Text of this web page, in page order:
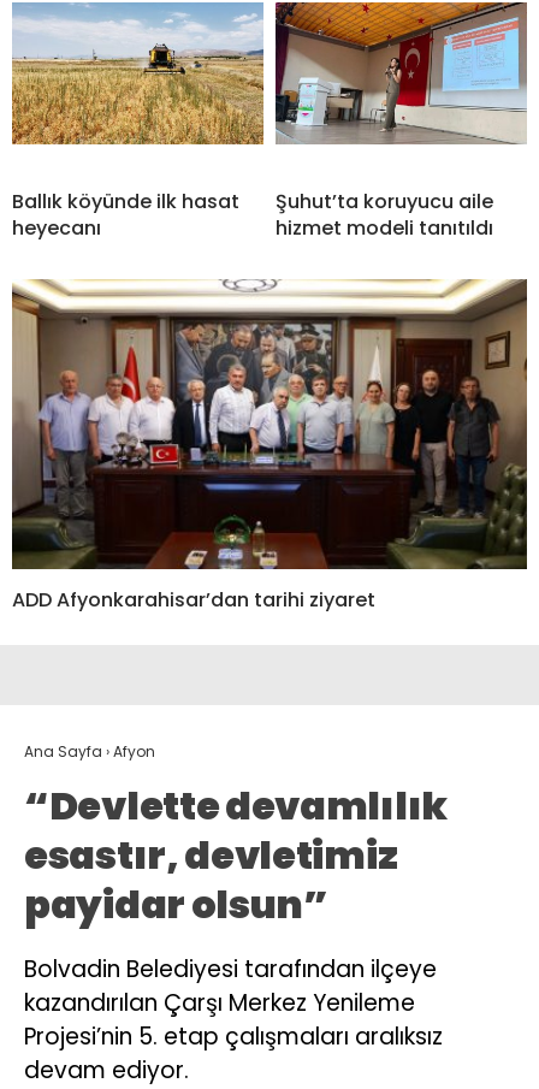
Ballık köyünde ilk hasat
heyecanı
Şuhut’ta koruyucu aile
hizmet modeli tanıtıldı
ADD Afyonkarahisar’dan tarihi ziyaret
Ana Sayfa ›Afyon
“Devlette devamlılık
esastır, devletimiz
payidar olsun”
Bolvadin Belediyesi tarafından ilçeye
kazandırılan Çarşı Merkez Yenileme
Projesi’nin 5. etap çalışmaları aralıksız
devam ediyor.